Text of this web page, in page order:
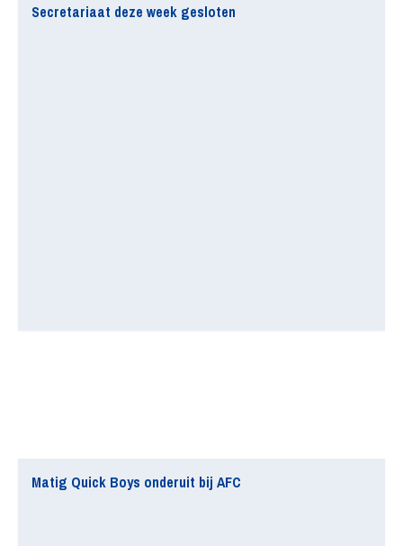
Secretariaat deze week gesloten
Matig Quick Boys onderuit bij AFC